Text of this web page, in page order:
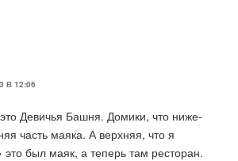
В 12:06
Девичья Башня. Домики, что ниже-
часть маяка. А верхняя, что я
это был маяк, а теперь там ресторан.